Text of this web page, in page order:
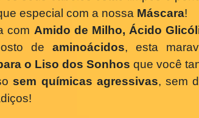
Lisos &
os seus cabelos estão limpos e
especial com a nossa